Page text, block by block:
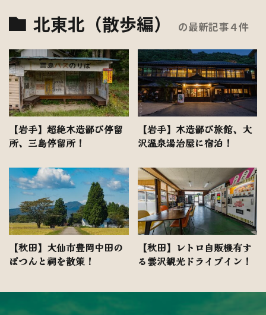
北東北（散歩編） の最新記事４件
【岩手】超絶木造鄙び停留
所、三島停留所！
【岩手】木造鄙び旅館、大
沢温泉湯治屋に宿泊！
【秋田】大仙市豊岡中田の
ぽつんと祠を散策！
【秋田】レトロ自販機有す
る雲沢観光ドライブイン！